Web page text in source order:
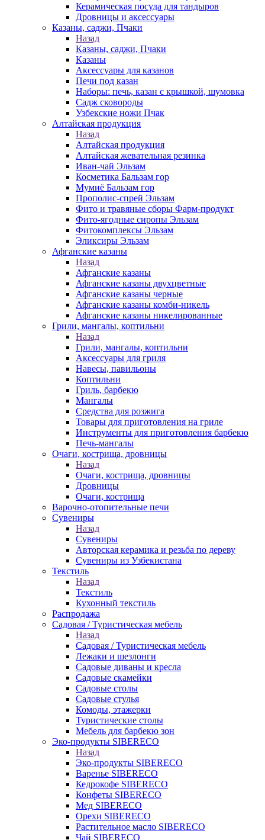
Керамическая посуда для тандыров
Дровницы и аксессуары
Казаны, саджи, Пчаки
Назад
Казаны, саджи, Пчаки
Казаны
Аксессуары для казанов
Печи под казан
Наборы: печь, казан с крышкой, шумовка
Садж сковороды
Узбекские ножи Пчак
Алтайская продукция
Назад
Алтайская продукция
Алтайская жевательная резинка
Иван-чай Эльзам
Косметика Бальзам гор
Мумиё Бальзам гор
Прополис-спрей Эльзам
Фито и травяные сборы Фарм-продукт
Фито-ягодные сиропы Эльзам
Фитокомплексы Эльзам
Эликсиры Эльзам
Афганские казаны
Назад
Афганские казаны
Афганские казаны двухцветные
Афганские казаны черные
Афганские казаны комби-никель
Афганские казаны никелированные
Грили, мангалы, коптильни
Назад
Грили, мангалы, коптильни
Аксессуары для гриля
Навесы, павильоны
Коптильни
Гриль, барбекю
Мангалы
Средства для розжига
Товары для приготовления на гриле
Инструменты для приготовления барбекю
Печь-мангалы
Очаги, кострища, дровницы
Назад
Очаги, кострища, дровницы
Дровницы
Очаги, кострища
Варочно-отопительные печи
Сувениры
Назад
Сувениры
Авторская керамика и резьба по дереву
Сувениры из Узбекистана
Текстиль
Назад
Текстиль
Кухонный текстиль
Распродажа
Садовая / Туристическая мебель
Назад
Садовая / Туристическая мебель
Лежаки и шезлонги
Садовые диваны и кресла
Садовые скамейки
Садовые столы
Садовые стулья
Комоды, этажерки
Туристические столы
Мебель для барбекю зон
Эко-продукты SIBERECO
Назад
Эко-продукты SIBERECO
Варенье SIBERECO
Кедрокофе SIBERECO
Конфеты SIBERECO
Мед SIBERECO
Орехи SIBERECO
Растительное масло SIBERECO
Чай SIBERECO